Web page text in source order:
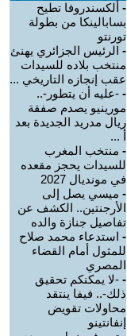
- ألكسندروفا تطيح
بسابالينكا من بطولة
تورنتو
- الرئيس الجزائري يهنئ
منتخب بلاده للسيدات
عقب إنجازه التاريخي ...
- -عليه أن يتطور-..
مورينيو يصدم صفقة
ريال مدريد الجديدة بعد
أ ...
- منتخب المغرب
للسيدات يحجز مقعده
في مونديال 2027
- ميسي يصل إلى
الأرجنتين.. الكشف عن
تفاصيل جنازة والده
- استدعاء محمد صلاح
للمثول أمام القضاء
المصري
- -لا يمكنكم تحقيق
ذلك-.. فيفا ينتقد
محاولات تقويض
إنفانتينو